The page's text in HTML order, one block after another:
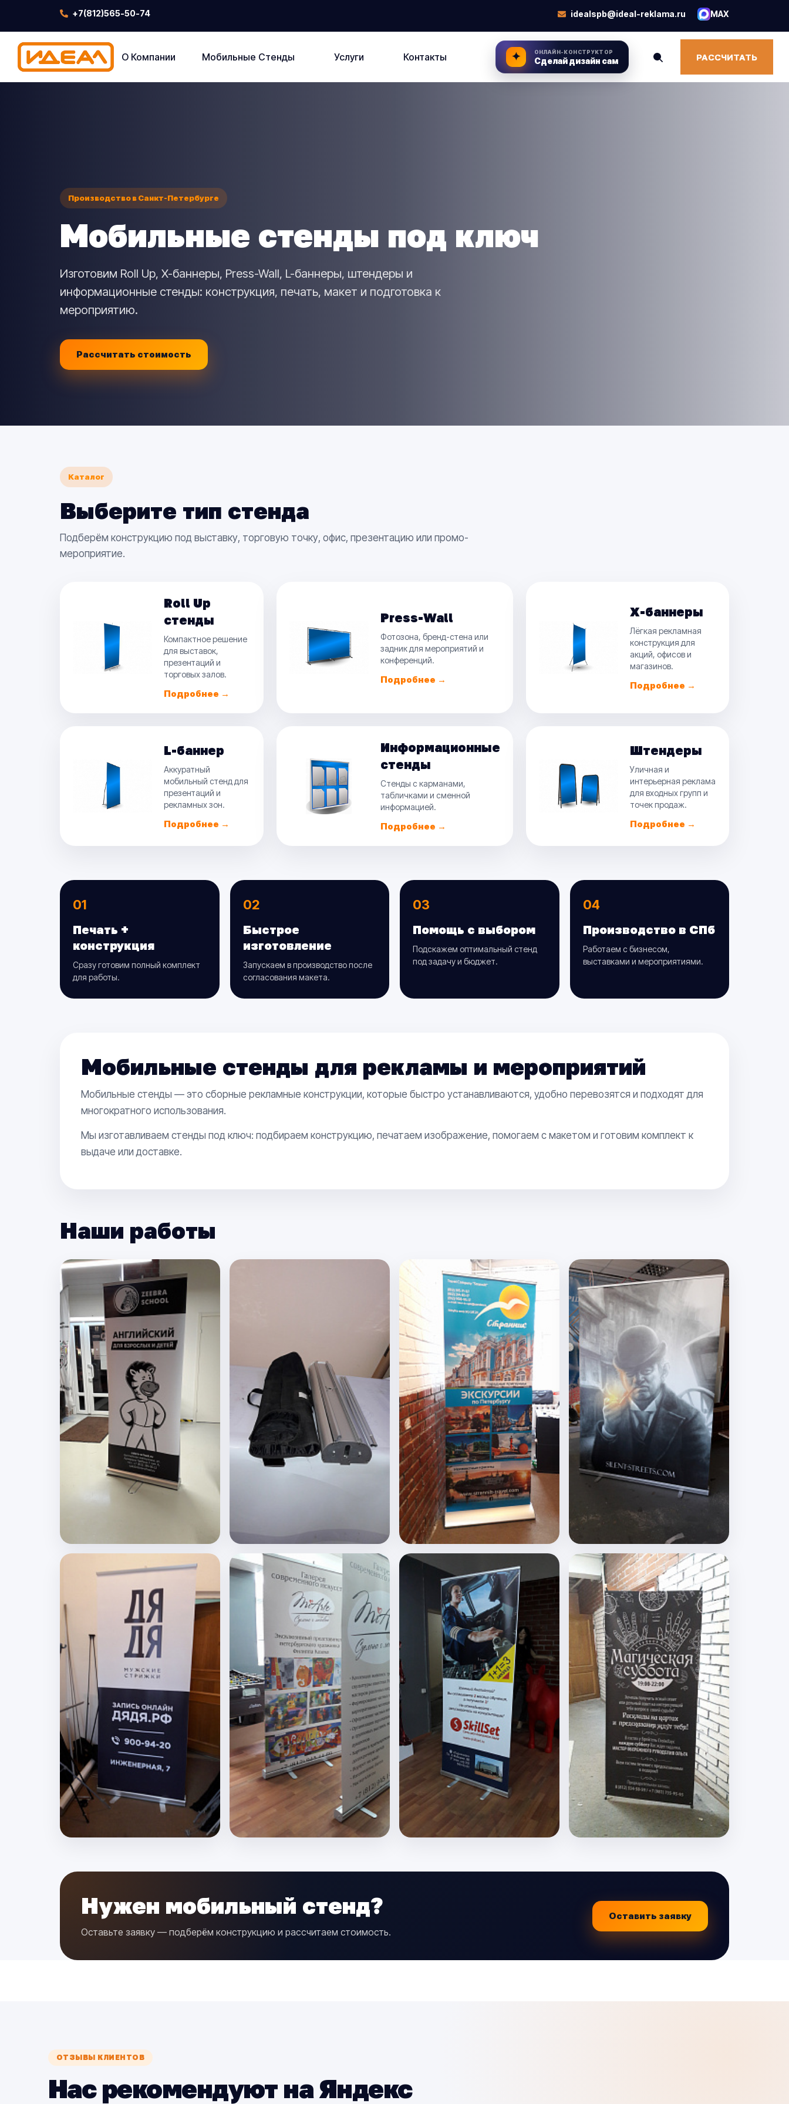
+7(812)565-50-74 idealspb@ideal-reklama.ru MAX
О Компании Мобильные Стенды Услуги Контакты ✦ ОНЛАЙН-КОНСТРУКТОР
Сделай дизайн сам РАССЧИТАТЬ
Производство в Санкт-Петербурге
Мобильные стенды под ключ
Изготовим Roll Up, X-баннеры, Press-Wall, L-баннеры, штендеры и
информационные стенды: конструкция, печать, макет и подготовка к
мероприятию.
Рассчитать стоимость
Каталог
Выберите тип стенда
Подберём конструкцию под выставку, торговую точку, офис, презентацию или промо-
мероприятие.
Roll Up
стенды
Компактное решение
для выставок,
презентаций и
торговых залов.
Подробнее →
Press-Wall
Фотозона, бренд-стена или
задник для мероприятий и
конференций.
Подробнее →
X-баннеры
Лёгкая рекламная
конструкция для
акций, офисов и
магазинов.
Подробнее →
L-баннер
Аккуратный
мобильный стенд для
презентаций и
рекламных зон.
Подробнее →
Информационные
стенды
Стенды с карманами,
табличками и сменной
информацией.
Подробнее →
Штендеры
Уличная и
интерьерная реклама
для входных групп и
точек продаж.
Подробнее →
01
Печать +
конструкция
Сразу готовим полный комплект
для работы.
02
Быстрое
изготовление
Запускаем в производство после
согласования макета.
03
Помощь с выбором
Подскажем оптимальный стенд
под задачу и бюджет.
04
Производство в СПб
Работаем с бизнесом,
выставками и мероприятиями.
Мобильные стенды для рекламы и мероприятий
Мобильные стенды — это сборные рекламные конструкции, которые быстро устанавливаются, удобно перевозятся и подходят для
многократного использования.
Мы изготавливаем стенды под ключ: подбираем конструкцию, печатаем изображение, помогаем с макетом и готовим комплект к
выдаче или доставке.
Наши работы
Нужен мобильный стенд?
Оставьте заявку — подберём конструкцию и рассчитаем стоимость.
Оставить заявку
ОТЗЫВЫ КЛИЕНТОВ
Нас рекомендуют на Яндекс